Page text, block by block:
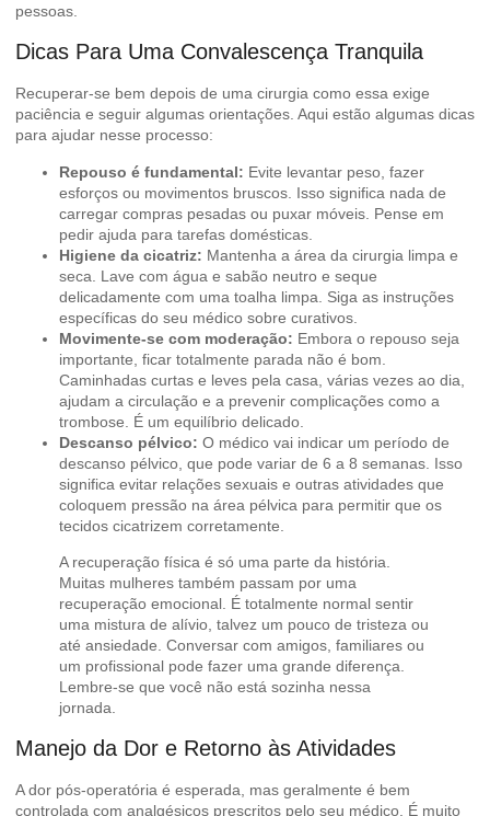
pessoas.
Dicas Para Uma Convalescença Tranquila
Recuperar-se bem depois de uma cirurgia como essa exige
paciência e seguir algumas orientações. Aqui estão algumas dicas
para ajudar nesse processo:
Repouso é fundamental: Evite levantar peso, fazer
esforços ou movimentos bruscos. Isso significa nada de
carregar compras pesadas ou puxar móveis. Pense em
pedir ajuda para tarefas domésticas.
Higiene da cicatriz: Mantenha a área da cirurgia limpa e
seca. Lave com água e sabão neutro e seque
delicadamente com uma toalha limpa. Siga as instruções
específicas do seu médico sobre curativos.
Movimente-se com moderação: Embora o repouso seja
importante, ficar totalmente parada não é bom.
Caminhadas curtas e leves pela casa, várias vezes ao dia,
ajudam a circulação e a prevenir complicações como a
trombose. É um equilíbrio delicado.
Descanso pélvico: O médico vai indicar um período de
descanso pélvico, que pode variar de 6 a 8 semanas. Isso
significa evitar relações sexuais e outras atividades que
coloquem pressão na área pélvica para permitir que os
tecidos cicatrizem corretamente.
A recuperação física é só uma parte da história.
Muitas mulheres também passam por uma
recuperação emocional. É totalmente normal sentir
uma mistura de alívio, talvez um pouco de tristeza ou
até ansiedade. Conversar com amigos, familiares ou
um profissional pode fazer uma grande diferença.
Lembre-se que você não está sozinha nessa
jornada.
Manejo da Dor e Retorno às Atividades
A dor pós-operatória é esperada, mas geralmente é bem
controlada com analgésicos prescritos pelo seu médico. É muito